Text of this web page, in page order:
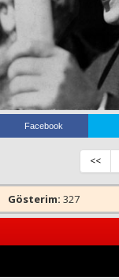
Facebook
<<
Gösterim: 327